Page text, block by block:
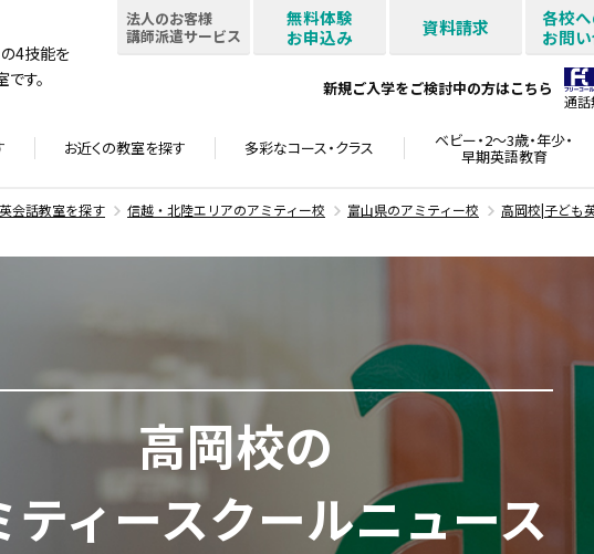
の4技能を
す。
法人のお客様
講師派遣サービス
無料体験
お申込み
資料請求
各校
お問
新規ご入学をご検討中の方はこちら
通話
お近くの教室を探す 多彩なコース・クラス ベビー・2～3歳・年少・
早期英語教育
会話教室を探す 信越・北陸エリアのアミティー校 富山県のアミティー校
高岡校|子ども
高岡校の
ティースクールニュース